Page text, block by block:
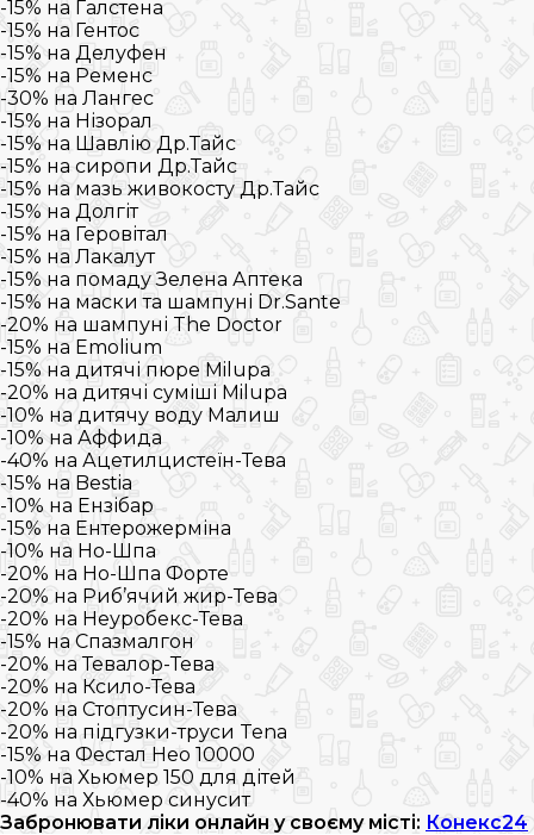
-15% на Галстена
-15% на Гентос
-15% на Делуфен
-15% на Ременс
-30% на Лангес
-15% на Нізорал
-15% на Шавлію Др.Тайс
-15% на сиропи Др.Тайс
-15% на мазь живокосту Др.Тайс
-15% на Долгіт
-15% на Геровітал
-15% на Лакалут
-15% на помаду Зелена Аптека
-15% на маски та шампуні Dr.Sante
-20% на шампуні The Doctor
-15% на Emolium
-15% на дитячі пюре Milupa
-20% на дитячі суміші Milupa
-10% на дитячу воду Малиш
-10% на Аффида
-40% на Ацетилцистеїн-Тева
-15% на Bestia
-10% на Ензібар
-15% на Ентерожерміна
-10% на Но-Шпа
-20% на Но-Шпа Форте
-20% на Риб’ячий жир-Тева
-20% на Неуробекс-Тева
-15% на Спазмалгон
-20% на Тевалор-Тева
-20% на Ксило-Тева
-20% на Стоптусин-Тева
-20% на підгузки-труси Tena
-15% на Фестал Нео 10000
-10% на Хьюмер 150 для дітей
-40% на Хьюмер синусит
Забронювати ліки онлайн у своєму місті: Конекс24